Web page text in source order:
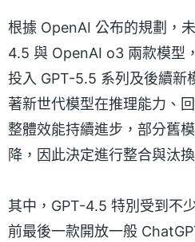
根據 OpenAI 公布的規劃，
4.5 與 OpenAI o3 兩款模型
投入 GPT-5.5 系列及後續新
著新世代模型在推理能力、
整體效能持續進步，部分舊
降，因此決定進行整合與汰換
其中，GPT-4.5 特別受到不
前最後一款開放一般